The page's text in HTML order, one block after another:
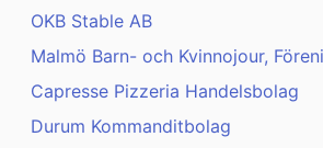
OKB Stable AB
Malmö Barn- och Kvinnojour,
Capresse Pizzeria Handelsbolag
Durum Kommanditbolag